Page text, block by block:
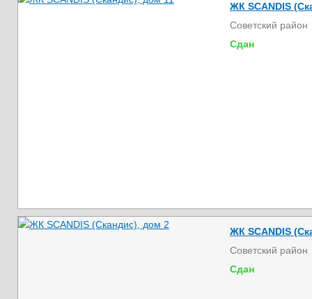
ЖК SCANDIS
Советский район
Сдан
ЖК SCANDIS
Советский район
Сдан